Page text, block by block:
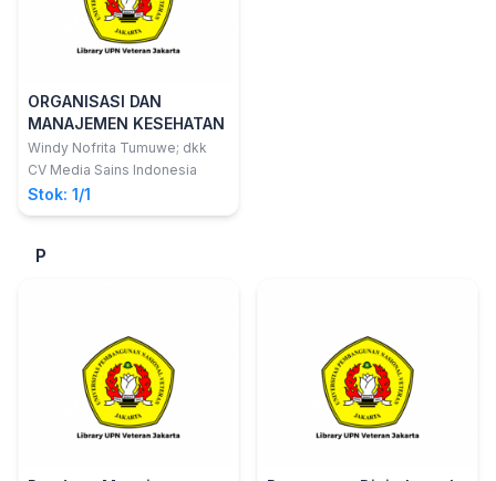
ORGANISASI DAN
MANAJEMEN KESEHATAN
Windy Nofrita Tumuwe; dkk
CV Media Sains Indonesia
Stok: 1/1
P